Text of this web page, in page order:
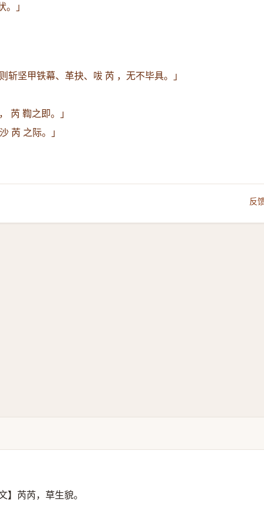
。」
则斩坚甲铁幕、革抉、㕹 芮 ，无不毕具。」
芮 鞫之即。」
芮 之际。」
反
】芮芮，草生貌。